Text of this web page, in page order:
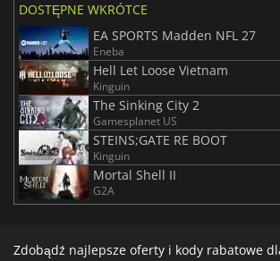
DOSTĘPNE WKRÓTCE
EA SPORTS Madden NFL 27
Eneba
Hell Let Loose Vietnam
Kinguin
The Sinking City 2
Gamesplanet US
STEINS;GATE RE BOOT
Kinguin
Mortal Shell II
G2A
Zdobądź najlepsze oferty i kody rabatowe